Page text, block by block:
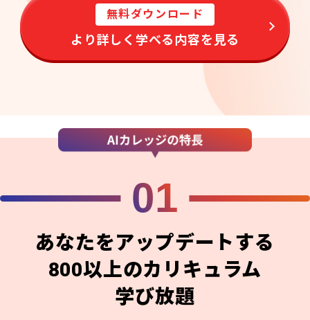
無料ダウンロード
より詳しく学べる内容を見る
01
あなたをアップデートする
800以上のカリキュラム
学び放題